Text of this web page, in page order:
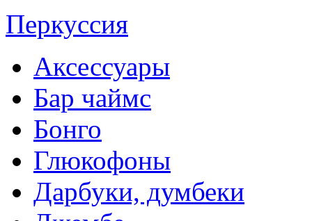
Перкуссия
Аксессуары
Бар чаймс
Бонго
Глюкофоны
Дарбуки, думбеки